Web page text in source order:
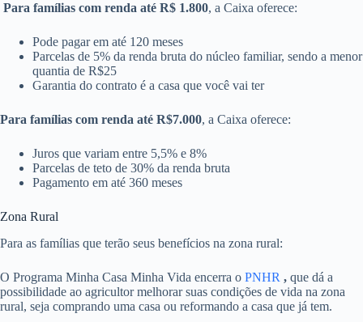
Para famílias com renda até R$ 1.800, a Caixa oferece:
Pode pagar em até 120 meses
Parcelas de 5% da renda bruta do núcleo familiar, sendo a menor
quantia de R$25
Garantia do contrato é a casa que você vai ter
Para famílias com renda até R$7.000, a Caixa oferece:
Juros que variam entre 5,5% e 8%
Parcelas de teto de 30% da renda bruta
Pagamento em até 360 meses
Zona Rural
Para as famílias que terão seus benefícios na zona rural:
O Programa Minha Casa Minha Vida encerra o PNHR , que dá a
possibilidade ao agricultor melhorar suas condições de vida na zona
rural, seja comprando uma casa ou reformando a casa que já tem.